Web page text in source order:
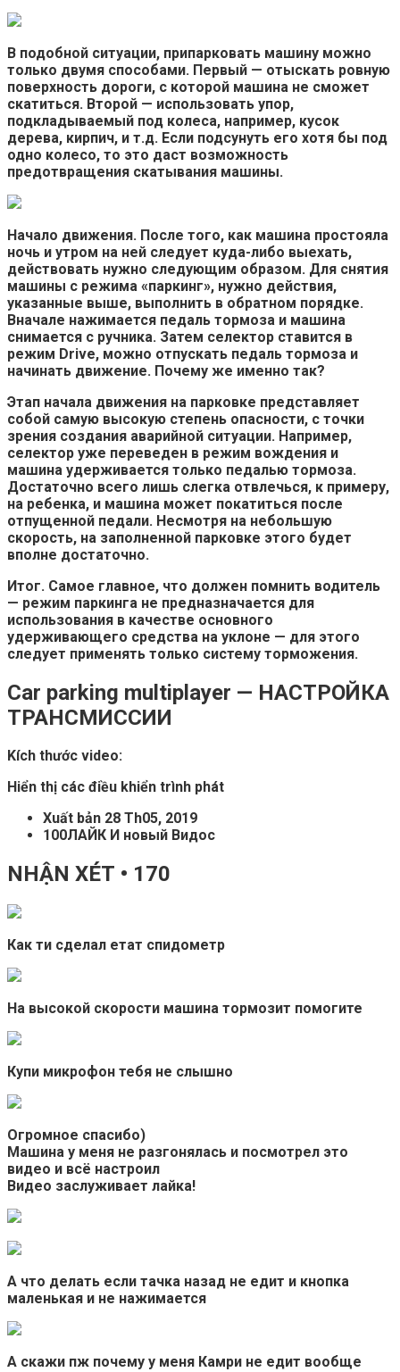
В подобной ситуации, припарковать машину можно
только двумя способами. Первый — отыскать ровную
поверхность дороги, с которой машина не сможет
скатиться. Второй — использовать упор,
подкладываемый под колеса, например, кусок
дерева, кирпич, и т.д. Если подсунуть его хотя бы под
одно колесо, то это даст возможность
предотвращения скатывания машины.
Начало движения. После того, как машина простояла
ночь и утром на ней следует куда-либо выехать,
действовать нужно следующим образом. Для снятия
машины с режима «паркинг», нужно действия,
указанные выше, выполнить в обратном порядке.
Вначале нажимается педаль тормоза и машина
снимается с ручника. Затем селектор ставится в
режим Drive, можно отпускать педаль тормоза и
начинать движение. Почему же именно так?
Этап начала движения на парковке представляет
собой самую высокую степень опасности, с точки
зрения создания аварийной ситуации. Например,
селектор уже переведен в режим вождения и
машина удерживается только педалью тормоза.
Достаточно всего лишь слегка отвлечься, к примеру,
на ребенка, и машина может покатиться после
отпущенной педали. Несмотря на небольшую
скорость, на заполненной парковке этого будет
вполне достаточно.
Итог. Самое главное, что должен помнить водитель
— режим паркинга не предназначается для
использования в качестве основного
удерживающего средства на уклоне — для этого
следует применять только систему торможения.
Car parking multiplayer — НАСТРОЙКА
ТРАНСМИССИИ
Kích thước video:
Hiển thị các điều khiển trình phát
Xuất bản 28 Th05, 2019
100ЛАЙК И новый Видос
NHẬN XÉT • 170
Как ти сделал етат спидометр
На высокой скорости машина тормозит помогите
Купи микрофон тебя не слышно
Огромное спасибо)
Машина у меня не разгонялась и посмотрел это
видео и всё настроил
Видео заслуживает лайка!
А что делать если тачка назад не едит и кнопка
маленькая и не нажимается
А скажи пж почему у меня Камри не едит вообще